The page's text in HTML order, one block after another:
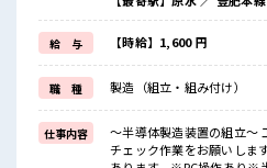
さらに大型連休もあるのでプライベー
就業先ではチケット制の社員食堂が
通勤はマイカーOK◎無料駐車場完備！
【無期雇用派遣】
◎当社と期間制限のない雇用契約を結
派遣先で働けます◎
■最短即日入社決定！
条件があえば応募のその日に入社決
給 与 【時給】1,600 円
職 種 製造（組立・組み付け）
仕事内容
～半導体製造装置の組立～
チェック作業をお願いしま